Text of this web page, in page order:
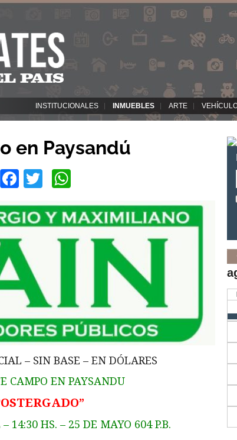
INSTITUCIONALES INMUEBLES ARTE
en Paysandú
Facebook
Twitter
– SIN BASE – EN DÓLARES
CAMPO EN PAYSANDU
14:30 HS. – 25 DE MAYO 604 P.B.